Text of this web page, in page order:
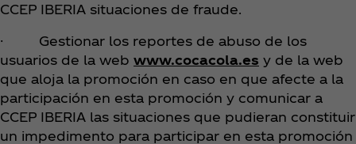
CCEP IBERIA situaciones de fraude.
· Gestionar los reportes de abuso de los
usuarios de la web www.cocacola.es y de la web
que aloja la promoción en caso en que afecte a la
participación en esta promoción y comunicar a
CCEP IBERIA las situaciones que pudieran constituir
un impedimento para participar en esta promoción